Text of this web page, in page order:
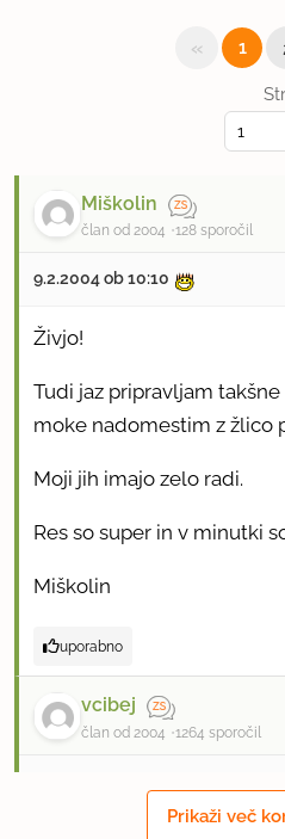
« 1
Miškolin
član od 2004 128 sporočil
9.2.2004 ob 10:10
Živjo!
Tudi jaz pripravljam
moke nadomestim z žlico
Moji jih imajo zelo radi.
Res so super in v minutki
Miškolin
uporabno
vcibej
član od 2004 1264 sporočil
Prikaži več